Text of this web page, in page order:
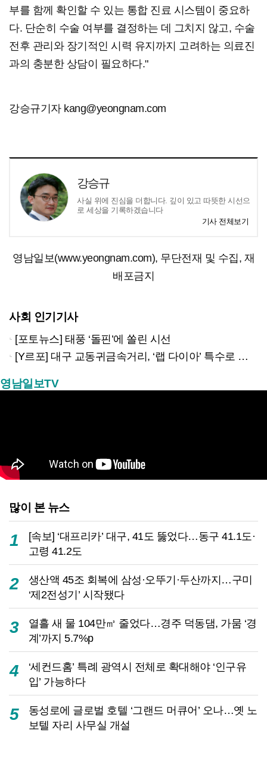
부를 함께 확인할 수 있는 통합 진료 시스템이 중요하
다. 단순히 수술 여부를 결정하는 데 그치지 않고, 수술
전후 관리와 장기적인 시력 유지까지 고려하는 의료진
과의 충분한 상담이 필요하다."
강승규기자 kang@yeongnam.com
강승규
사실 위에 진심을 더합니다. 깊이 있고 따뜻한 시선으
로 세상을 기록하겠습니다
기사 전체보기
영남일보(www.yeongnam.com), 무단전재 및 수집, 재
배포금지
사회 인기기사
[포토뉴스] 태풍 ‘돌핀’에 쏠린 시선
[Y르포] 대구 교동귀금속거리, ‘랩 다이아’ 특수로 다시금 활기…“반짝 인기 의존 않는 지속 가능 성장 동력 마련해야”
영남일보TV
많이 본 뉴스
1
[속보] ‘대프리카’ 대구, 41도 뚫었다…동구 41.1도·
고령 41.2도
2
생산액 45조 회복에 삼성·오뚜기·두산까지…구미
‘제2전성기’ 시작됐다
3
열흘 새 물 104만㎥ 줄었다…경주 덕동댐, 가뭄 ‘경
계’까지 5.7%p
4
‘세컨드홈’ 특례 광역시 전체로 확대해야 ‘인구유
입’ 가능하다
5
동성로에 글로벌 호텔 ‘그랜드 머큐어’ 오나…옛 노
보텔 자리 사무실 개설